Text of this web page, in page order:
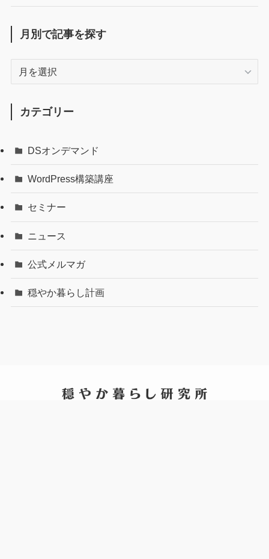
月別で記事を探す
探
カテゴリー
DSオンデマンド
WordPress構築講座
セミナー
ニュース
公式メルマガ
穏やか暮らし計画